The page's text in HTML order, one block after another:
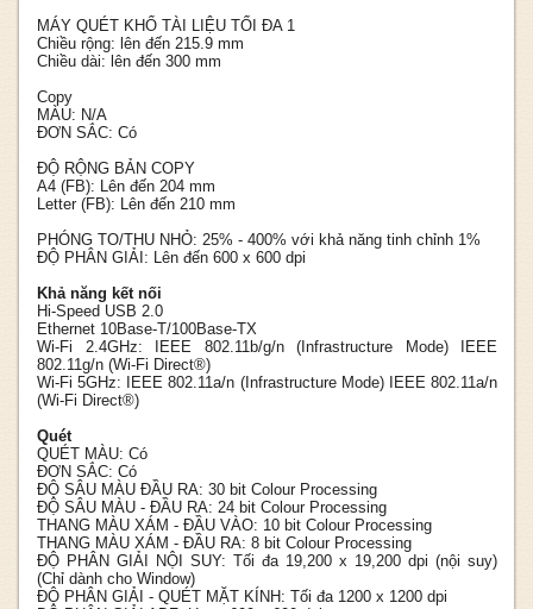
MÁY QUÉT KHỔ TÀI LIỆU TỐI ĐA 1
Chiều rộng: lên đến 215.9 mm
Chiều dài: lên đến 300 mm
Copy
MÀU: N/A
ĐƠN SẮC: Có
ĐỘ RỘNG BẢN COPY
A4 (FB): Lên đến 204 mm
Letter (FB): Lên đến 210 mm
PHÓNG TO/THU NHỎ: 25% - 400% với khả năng tinh chỉnh 1%
ĐỘ PHÂN GIẢI: Lên đến 600 x 600 dpi
Khả năng kết nối
Hi-Speed USB 2.0
Ethernet 10Base-T/100Base-TX
Wi-Fi 2.4GHz: IEEE 802.11b/g/n (Infrastructure Mode) IEEE
802.11g/n (Wi-Fi Direct®)
Wi-Fi 5GHz: IEEE 802.11a/n (Infrastructure Mode) IEEE 802.11a/n
(Wi-Fi Direct®)
Quét
QUÉT MÀU: Có
ĐƠN SẮC: Có
ĐỘ SÂU MÀU ĐẦU RA: 30 bit Colour Processing
ĐỘ SÂU MÀU - ĐẦU RA: 24 bit Colour Processing
THANG MÀU XÁM - ĐẦU VÀO: 10 bit Colour Processing
THANG MÀU XÁM - ĐẦU RA: 8 bit Colour Processing
ĐỘ PHÂN GIẢI NỘI SUY: Tối đa 19,200 x 19,200 dpi (nội suy)
(Chỉ dành cho Window)
ĐỘ PHÂN GIẢI - QUÉT MẶT KÍNH: Tối đa 1200 x 1200 dpi